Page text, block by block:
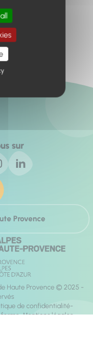
sur
Provence
Haute Provence © 2025 -
de confidentialité
Mentions légales